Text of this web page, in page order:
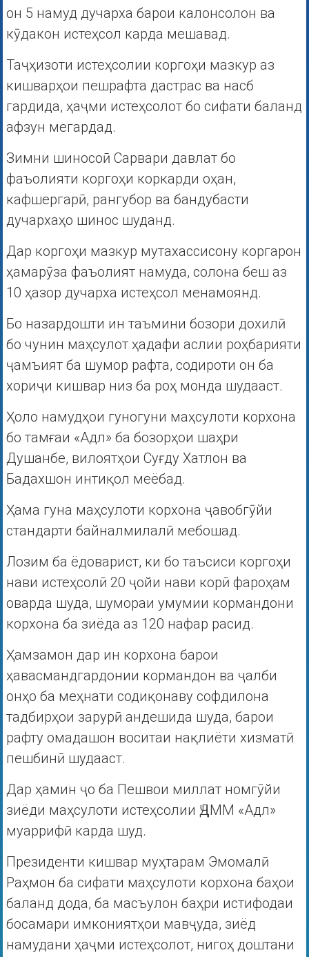
он 5 намуд дучарха барои калонсолон ва
кӯдакон истеҳсол карда мешавад.
Таҷҳизоти истеҳсолии коргоҳи мазкур аз
кишварҳои пешрафта дастрас ва насб
гардида, ҳаҷми истеҳсолот бо сифати баланд
афзун мегардад.
Зимни шиносоӣ Сарвари давлат бо
фаъолияти коргоҳи коркарди оҳан,
кафшергарӣ, рангубор ва бандубасти
дучархаҳо шинос шуданд.
Дар коргоҳи мазкур мутахассисону коргарон
ҳамарӯза фаъолият намуда, солона беш аз
10 ҳазор дучарха истеҳсол менамоянд.
Бо назардошти ин таъмини бозори дохилӣ
бо чунин маҳсулот ҳадафи аслии роҳбарияти
ҷамъият ба шумор рафта, содироти он ба
хориҷи кишвар низ ба роҳ монда шудааст.
Ҳоло намудҳои гуногуни маҳсулоти корхона
бо тамғаи «Адл» ба бозорҳои шаҳри
Душанбе, вилоятҳои Суғду Хатлон ва
Бадахшон интиқол меёбад.
Ҳама гуна маҳсулоти корхона ҷавобгӯйи
стандарти байналмилалӣ мебошад.
Лозим ба ёдоварист, ки бо таъсиси коргоҳи
нави истеҳсолӣ 20 ҷойи нави корӣ фароҳам
оварда шуда, шумораи умумии кормандони
корхона ба зиёда аз 120 нафар расид.
Ҳамзамон дар ин корхона барои
ҳавасмандгардонии кормандон ва ҷалби
онҳо ба меҳнати содиқонаву софдилона
тадбирҳои зарурӣ андешида шуда, барои
рафту омадашон воситаи нақлиёти хизматӣ
пешбинӣ шудааст.
Дар ҳамин ҷо ба Пешвои миллат номгӯйи
зиёди маҳсулоти истеҳсолии ҶДММ «Адл»
муаррифӣ карда шуд.
Президенти кишвар муҳтарам Эмомалӣ
Раҳмон ба сифати маҳсулоти корхона баҳои
баланд дода, ба масъулон баҳри истифодаи
босамари имкониятҳои мавҷуда, зиёд
намудани ҳаҷми истеҳсолот, нигоҳ доштани